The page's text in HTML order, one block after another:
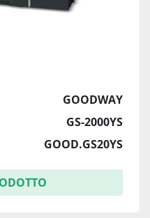
GOODWAY
GS-2000YS
GOOD.GS20YS